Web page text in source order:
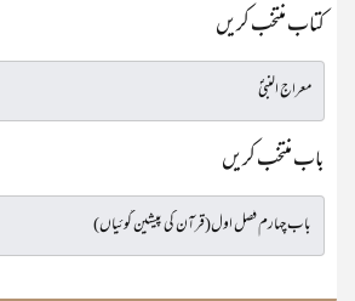
کتاب منتخب کریں
باب منتخب کریں